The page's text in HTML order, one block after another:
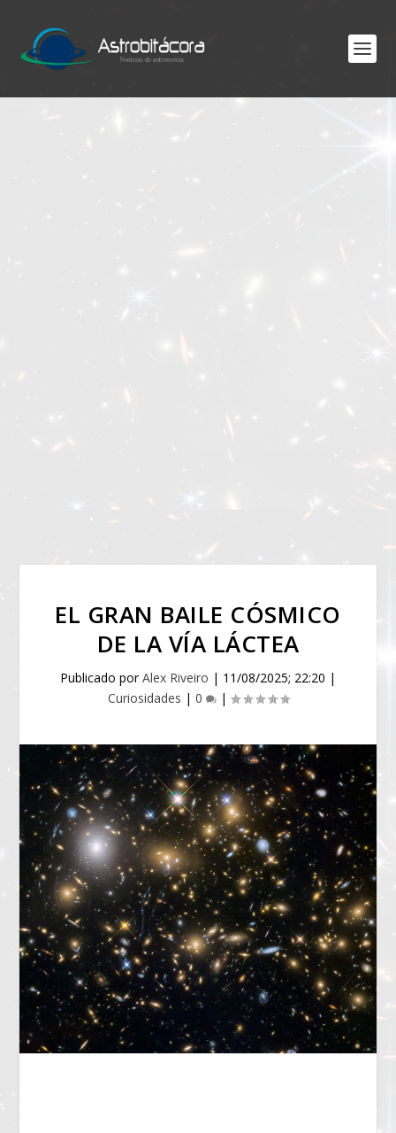
EL GRAN BAILE CÓSMICO
DE LA VÍA LÁCTEA
Publicado porAlex Riveiro | 11/08/2025; 22:20 |
Curiosidades | 0 |